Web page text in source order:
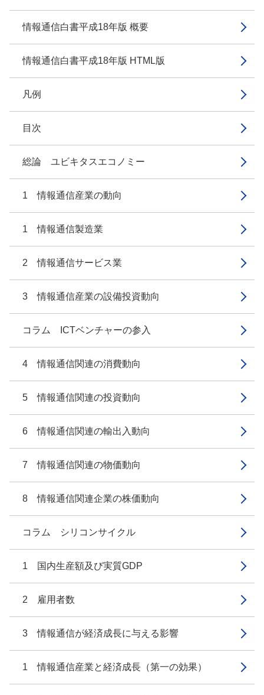
情報通信白書平成18年版 概要
情報通信白書平成18年版 HTML版
凡例
目次
総論 ユビキタスエコノミー
1 情報通信産業の動向
1 情報通信製造業
2 情報通信サービス業
3 情報通信産業の設備投資動向
コラム ICTベンチャーの参入
4 情報通信関連の消費動向
5 情報通信関連の投資動向
6 情報通信関連の輸出入動向
7 情報通信関連の物価動向
8 情報通信関連企業の株価動向
コラム シリコンサイクル
1 国内生産額及び実質GDP
2 雇用者数
3 情報通信が経済成長に与える影響
1 情報通信産業と経済成長（第一の効果）